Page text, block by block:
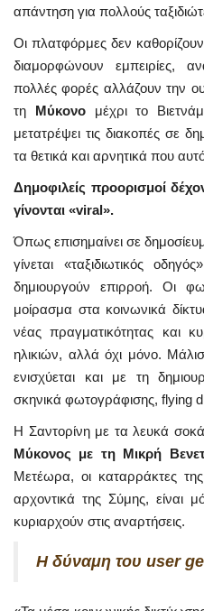
απάντηση για πολλούς
Οι πλατφόρμες δεν
διαμορφώνουν εμπειρίες,
πολλές φορές αλλάζουν την
τη Μύκονομέχρι το
μετατρέψει τις διακοπές σε
τα θετικά και αρνητικά που
Δημοφιλείς προορισμοί
γίνονται «viral».
Όπως επισημαίνει σε
γίνεται «ταξιδιωτικός
δημιουργούν επιρροή. Οι
μοίρασμα στα κοινωνικά
νέας πραγματικότητας και
ηλικιών, αλλά όχι μόνο.
ενισχύεται και με τη
σκηνικά φωτογράφισης, flying
Η Σαντορίνη με τα λευκά
Μύκονος με τη Μικρή
Μετέωρα, οι καταρράκτες
αρχοντικά της Σύμης, είναι
κυριαρχούν στις αναρτήσεις.
Η δύναμη του user